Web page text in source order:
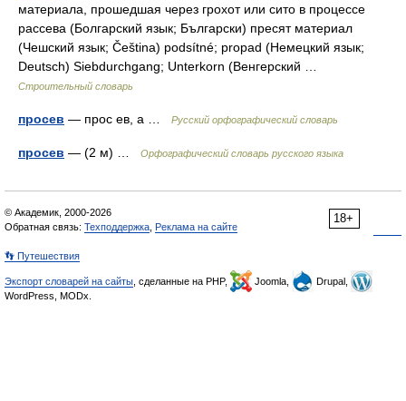
материала, прошедшая через грохот или сито в процессе
рассева (Болгарский язык; Български) пресят материал
(Чешский язык; Čeština) podsítné; propad (Немецкий язык;
Deutsch) Siebdurchgang; Unterkorn (Венгерский …
Строительный словарь
просев — прос ев, а … Русский орфографический словарь
просев — (2 м) … Орфографический словарь русского языка
18+
© Академик, 2000-2026
Обратная связь: Техподдержка Реклама на сайте
👣 Путешествия
Экспорт словарей на сайты , сделанные на PHP, Joomla,
Drupal,
WordPress, MODx.